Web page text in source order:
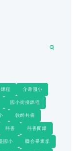
程 介壽國小
國小銜接課程
教師共備
科普 科普閱讀
國小 聯合畢業季